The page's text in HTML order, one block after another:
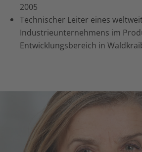
2005
Technischer Leiter eines
Industrieunternehmens im
Entwicklungsbereich in